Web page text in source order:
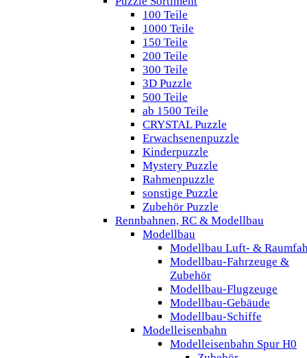
100 Teile
1000 Teile
150 Teile
200 Teile
300 Teile
3D Puzzle
500 Teile
ab 1500 Teile
CRYSTAL Puzzle
Erwachsenenpuzzle
Kinderpuzzle
Mystery Puzzle
Rahmenpuzzle
sonstige Puzzle
Zubehör Puzzle
Rennbahnen, RC & Modellbau
Modellbau
Modellbau Luft- &
Modellbau-Fahrzeuge &
Zubehör
Modellbau-Flugzeuge
Modellbau-Gebäude
Modellbau-Schiffe
Modelleisenbahn
Modelleisenbahn Spur H0